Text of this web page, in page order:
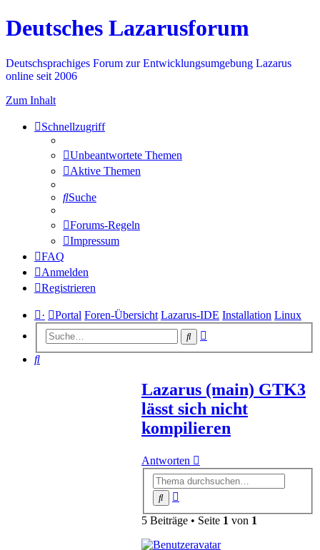
Deutsches Lazarusforum
Deutschsprachiges Forum zur Entwicklungsumgebung Lazarus
online seit 2006
Zum Inhalt
Schnellzugriff
Unbeantwortete Themen
Aktive Themen
Suche
Forums-Regeln
Impressum
FAQ
Anmelden
Registrieren
· Portal Foren-Übersicht Lazarus-IDE Installation Linux
Suche
Suche
Lazarus (main) GTK3
lässt sich nicht
kompilieren
Antworten
Suche
5 Beiträge • Seite 1 von 1